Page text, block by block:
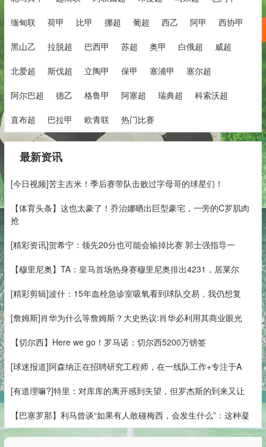
缅甸联 荷甲 比甲 挪超 葡超 西乙 阿甲 西协甲
黑山乙 拉脱超 巴西甲 苏超 奥甲 白俄超 威超
北爱超 斯伐超 立陶甲 保甲 塞浦甲 塞尔超
阿尔巴超 德乙 格鲁甲 阿塞超 瑞典超 科索沃超
直布超 巴拉甲 欧青联 热门比赛
最新资讯
[今日视频]苦主吉米！季后赛带队击败过字母哥的球星们！
【体育头条】这也太豪了！乔治娜晒出巨型豪宅，一旁的C罗肌肉
抢
[精彩资讯]贺希宁：领先20分也可能会输掉比赛 郭士强指导一
【穆里尼奥】TA：皇马首场热身赛穆里尼奥排出4231，居莱尔
[精彩剪辑]波什：15年血栓急诊室吸氧看到球队交易，我仍想复
[詹姆斯]肖华为什么等詹姆斯？大史热议:肖华必利用其商业眼光
【切尔西】Here we go！罗马诺：切尔西5200万镑签
[球迷报道]阿森纳正在招聘研究工程师，在一线队工作+专注于A
[有道理嘛?]特里：对库库的离开感到失望，但罗杰斯的到来又让
【巴塞罗那】利马曾谈“如果有人敢碰梅西，会发生什么”：这种凝